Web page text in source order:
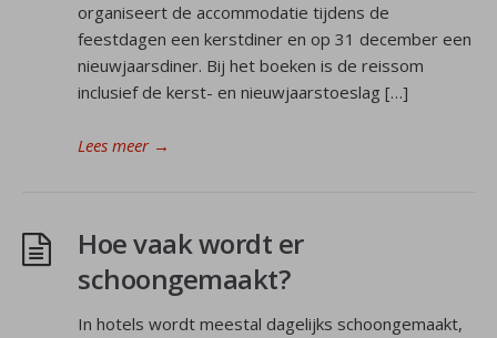
organiseert de accommodatie tijdens de
feestdagen een kerstdiner en op 31 december een
nieuwjaarsdiner. Bij het boeken is de reissom
inclusief de kerst- en nieuwjaarstoeslag […]
Lees meer→
Hoe vaak wordt er
schoongemaakt?
In hotels wordt meestal dagelijks schoongemaakt,